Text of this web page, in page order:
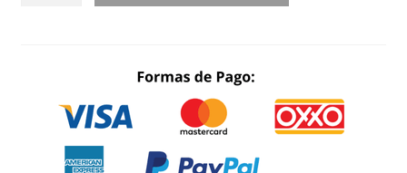
BRILLOSA
CANTIDAD